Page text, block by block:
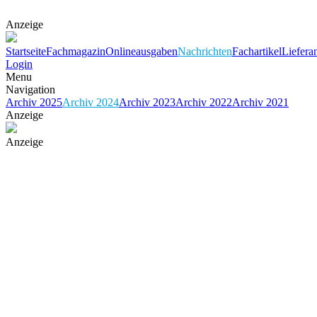
Anzeige
StartseiteFachmagazinOnlineausgabenNachrichtenFachartikel
Login
Menu
Navigation
Archiv 2025Archiv 2024Archiv 2023Archiv 2022Archiv 2021
Anzeige
Anzeige